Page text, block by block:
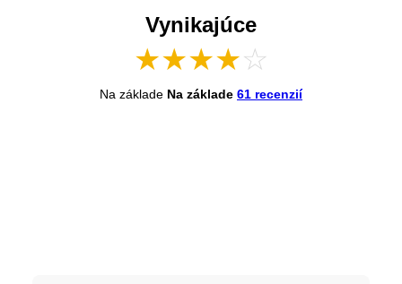
Vynikajúce
★★★★☆
Na základe Na základe 61 recenzií